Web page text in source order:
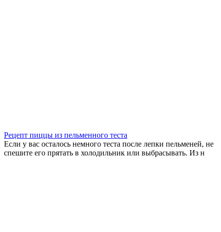
Рецепт пиццы из пельменного теста
Если у вас осталось немного теста после лепки пельменей, не
спешите его прятать в холодильник или выбрасывать. Из н